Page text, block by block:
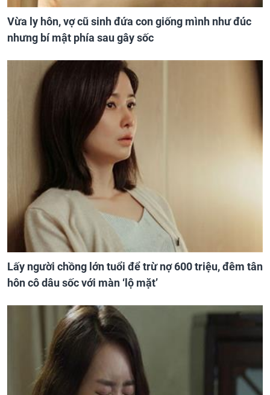
Vừa ly hôn, vợ cũ sinh đứa con giống mình như đúc
nhưng bí mật phía sau gây sốc
Lấy người chồng lớn tuổi để trừ nợ 600 triệu, đêm tân
hôn cô dâu sốc với màn ‘lộ mặt’